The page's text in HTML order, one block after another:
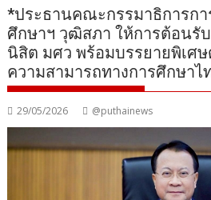
*ประธานคณะกรรมาธิการก
ศึกษาฯ วุฒิสภา ให้การต้อน
นิสิต มศว พร้อมบรรยายพิเศ
ความสามารถทางการศึกษา
29/05/2026 @puthainews